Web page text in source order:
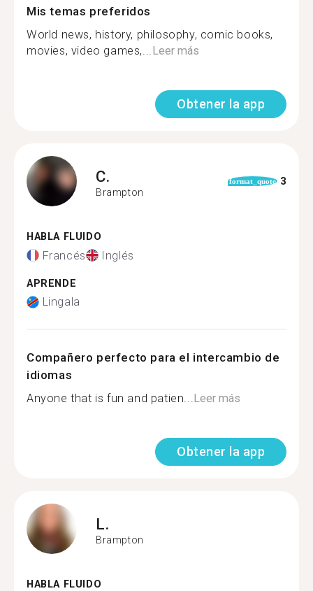
Mis temas preferidos
World news, history, philosophy, comic books,
movies, video games,...Leer más
Obtener la app
C.
Brampton
format_quote 3
HABLA FLUIDO
Francés Inglés
APRENDE
Lingala
Compañero perfecto para el intercambio de
idiomas
Anyone that is fun and patien...Leer más
Obtener la app
L.
Brampton
HABLA FLUIDO